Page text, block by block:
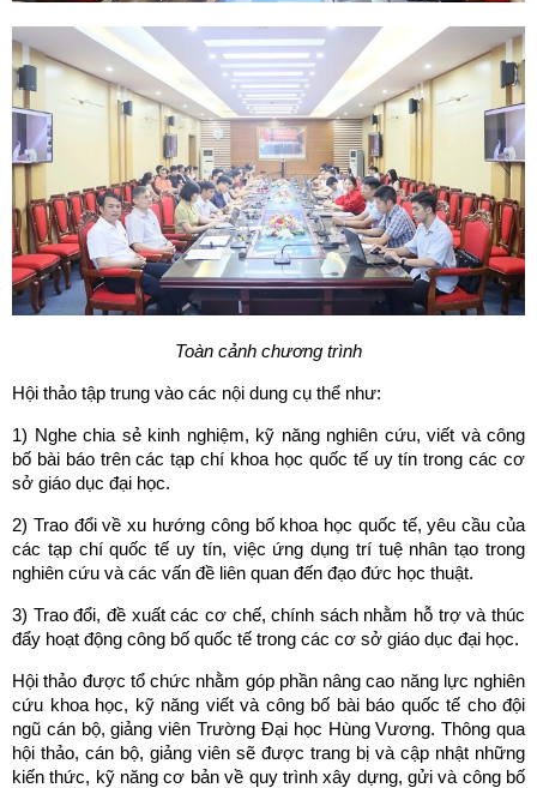
Toàn cảnh chương trình
Hội thảo tập trung vào các nội dung cụ thể như:
1) Nghe chia sẻ kinh nghiệm, kỹ năng nghiên cứu, viết và công
bố bài báo trên các tạp chí khoa học quốc tế uy tín trong các cơ
sở giáo dục đại học.
2) Trao đổi về xu hướng công bố khoa học quốc tế, yêu cầu của
các tạp chí quốc tế uy tín, việc ứng dụng trí tuệ nhân tạo trong
nghiên cứu và các vấn đề liên quan đến đạo đức học thuật.
3) Trao đổi, đề xuất các cơ chế, chính sách nhằm hỗ trợ và thúc
đẩy hoạt động công bố quốc tế trong các cơ sở giáo dục đại học.
Hội thảo được tổ chức nhằm góp phần nâng cao năng lực nghiên
cứu khoa học, kỹ năng viết và công bố bài báo quốc tế cho đội
ngũ cán bộ, giảng viên Trường Đại học Hùng Vương. Thông qua
hội thảo, cán bộ, giảng viên sẽ được trang bị và cập nhật những
kiến thức, kỹ năng cơ bản về quy trình xây dựng, gửi và công bố